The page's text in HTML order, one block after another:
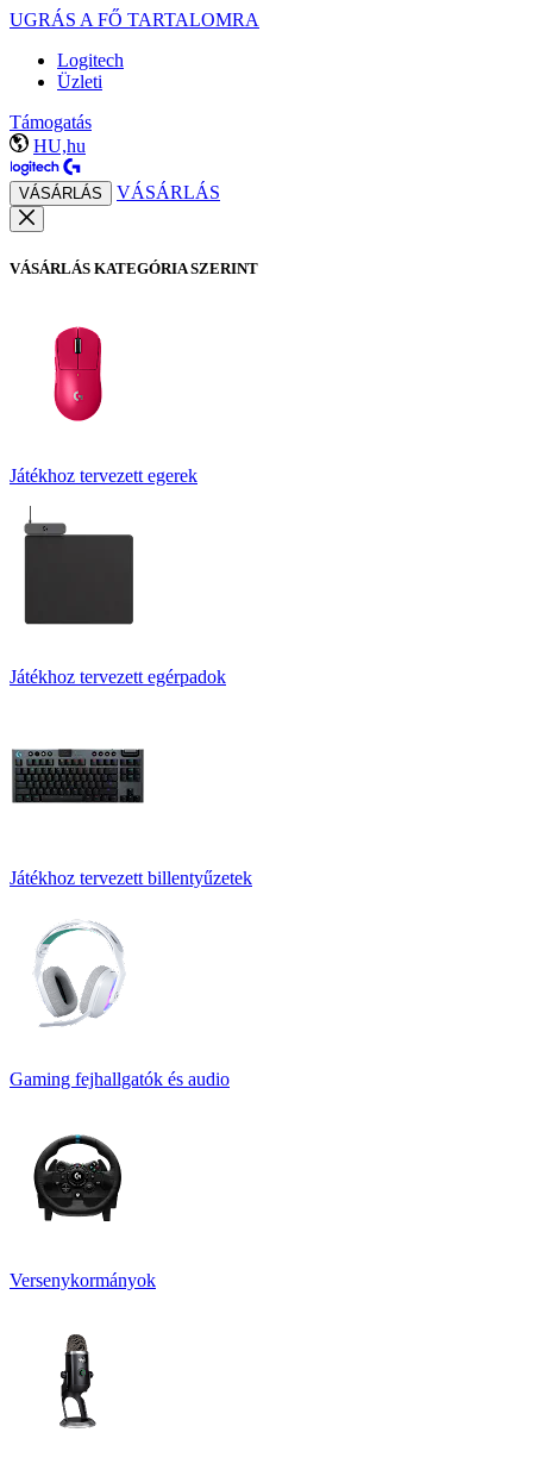
UGRÁS A FŐ TARTALOMRA
Logitech
Üzleti
Támogatás
HU,hu
VÁSÁRLÁS VÁSÁRLÁS
VÁSÁRLÁS KATEGÓRIA SZERINT
Játékhoz tervezett egerek
Játékhoz tervezett egérpadok
Játékhoz tervezett billentyűzetek
Gaming fejhallgatók és audio
Versenykormányok